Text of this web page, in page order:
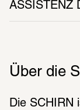
ASSISTENZ
Über die
Die SCHIRN